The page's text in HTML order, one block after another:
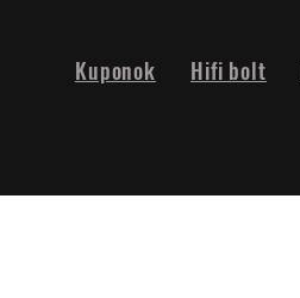
Hifi bolt
Kuponok